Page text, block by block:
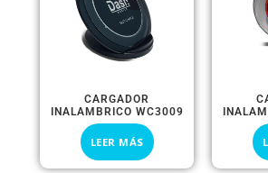
CARGADOR
INALAMBRICO WC3009
LEER MÁS